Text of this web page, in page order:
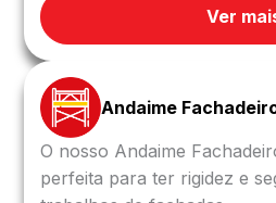
Ver
Andaime
O nosso Andaime
perfeita para ter rigidez e